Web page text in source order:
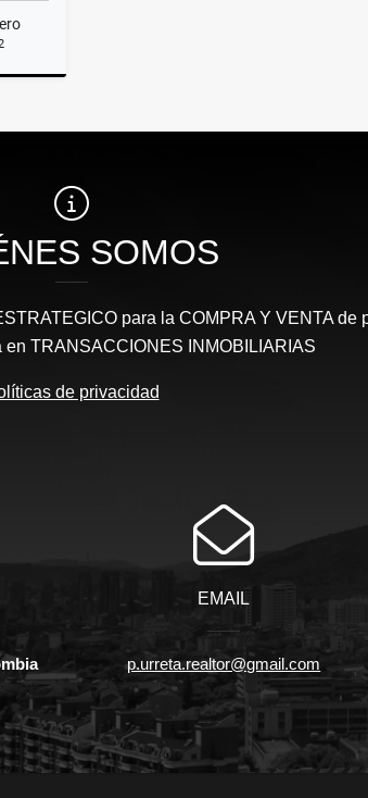
SOMOS
para la COMPRA Y VENTA de
TRANSACCIONES INMOBILIARIAS
de privacidad
EMAIL
p.urreta.realtor@gmail.com